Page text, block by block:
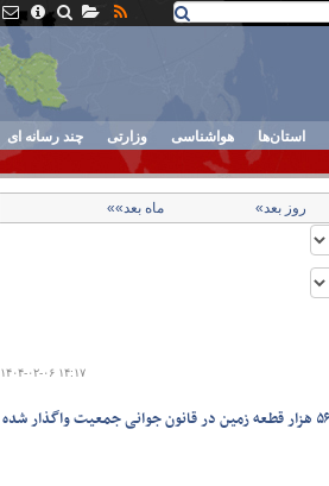
استان‌ها هواشناسی وزارتی چند رسانه ای
روز بعد» ماه بعد»»
۱۴۰۴-۰۲-۰۶ ۱۴:۱۷
آمارهای بخش مسکن در سنوات گذشته تدقیق شده نبود/بیش از ۵۶ هزار قطعه زمین در قانون جوانی جمعیت واگذار شده